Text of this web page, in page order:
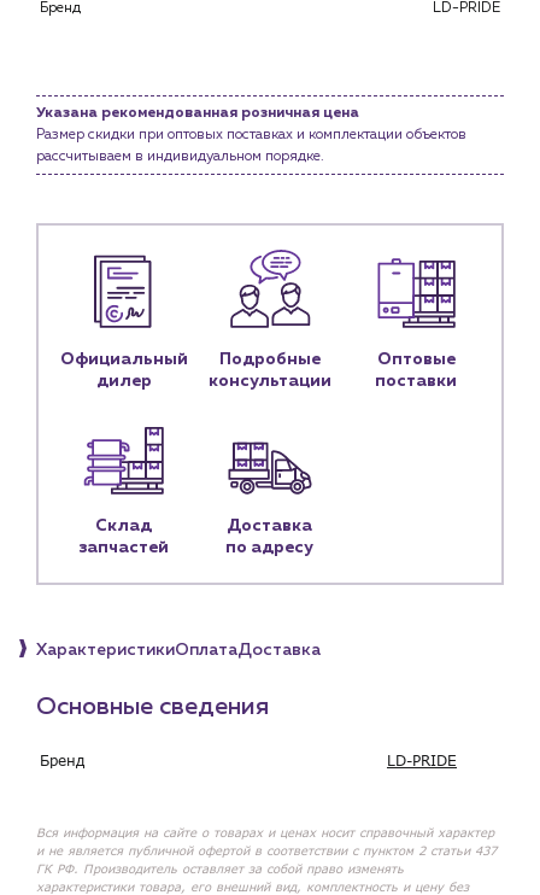
Новости
Контакты
Контактные данные
Чат-бот
+7 (918) 070-19-79
sales@profpotok.ru
Бренд LD-PRIDE
Указана рекомендованная розничная цена
Размер скидки при оптовых поставках и комплектации объектов
рассчитываем в индивидуальном порядке.
Официальный
дилер
Подробные
консультации
Оптовые
поставки
Склад
запчастей
Доставка
по адресу
ХарактеристикиОплатаДоставка
Основные сведения
Бренд LD-PRIDE
Вся информация на сайте о товарах и ценах носит справочный характер
и не является публичной офертой в соответствии с пунктом 2 статьи 437
ГК РФ. Производитель оставляет за собой право изменять
характеристики товара, его внешний вид, комплектность и цену без